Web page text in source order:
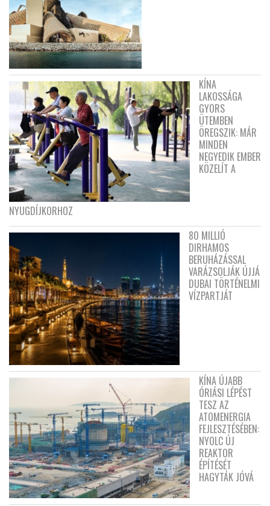
KÍNA
LAKOSSÁGA
GYORS
ÜTEMBEN
ÖREGSZIK: MÁR
MINDEN
NEGYEDIK EMBER
KÖZELÍT A
NYUGDÍJKORHOZ
80 MILLIÓ
DIRHAMOS
BERUHÁZÁSSAL
VARÁZSOLJÁK ÚJJÁ
DUBAI TÖRTÉNELMI
VÍZPARTJÁT
KÍNA ÚJABB
ÓRIÁSI LÉPÉST
TESZ AZ
ATOMENERGIA
FEJLESZTÉSÉBEN:
NYOLC ÚJ
REAKTOR
ÉPÍTÉSÉT
HAGYTÁK JÓVÁ